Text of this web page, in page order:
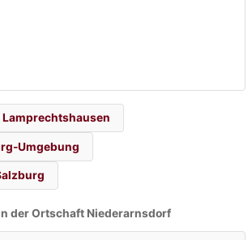
Lamprechtshausen
Umgebung
der Ortschaft Niederarnsdorf